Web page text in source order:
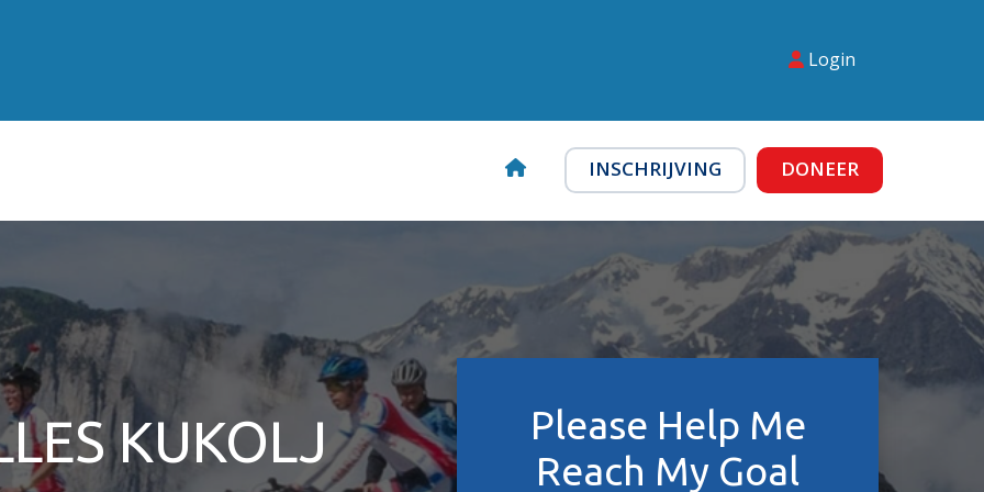
Login
INSCHRIJVING DONEER
KUKOLJ
Please Help Me
Reach My Goal